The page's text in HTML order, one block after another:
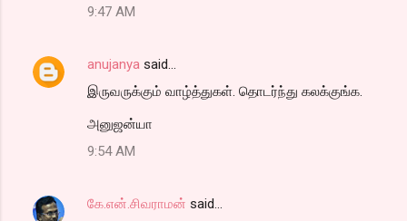
9:47 AM
anujanya said…
இருவருக்கும் வாழ்த்துகள். தொடர்ந்து கலக்குங்க.
அனுஜன்யா
9:54 AM
கே.என்.சிவராமன் said…